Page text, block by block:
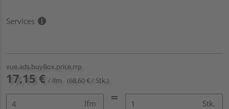
Services
vue.ads.buyBox.price.rrp
17,15 € / lfm (68,60 € / Stk.)
lfm Stk.